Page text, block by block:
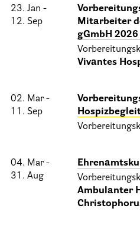
Betreuung
Betreuung im
Kinder und
Betreuung im
Patientenverfügung –
23. Jan -
12. Sep
Mitarbeiter
gGmbH 2026
Vivantes
02. Mar -
11. Sep
04. Mar -
31. Aug
Ambulanter